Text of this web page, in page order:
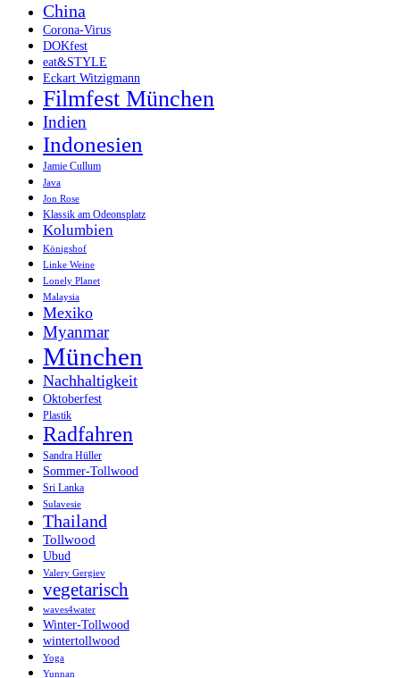
China
Corona-Virus
DOKfest
eat&STYLE
Eckart Witzigmann
Filmfest München
Indien
Indonesien
Jamie Cullum
Java
Jon Rose
Klassik am Odeonsplatz
Kolumbien
Königshof
Linke Weine
Lonely Planet
Malaysia
Mexiko
Myanmar
München
Nachhaltigkeit
Oktoberfest
Plastik
Radfahren
Sandra Hüller
Sommer-Tollwood
Sri Lanka
Sulavesie
Thailand
Tollwood
Ubud
Valery Gergiev
vegetarisch
waves4water
Winter-Tollwood
wintertollwood
Yoga
Yunnan